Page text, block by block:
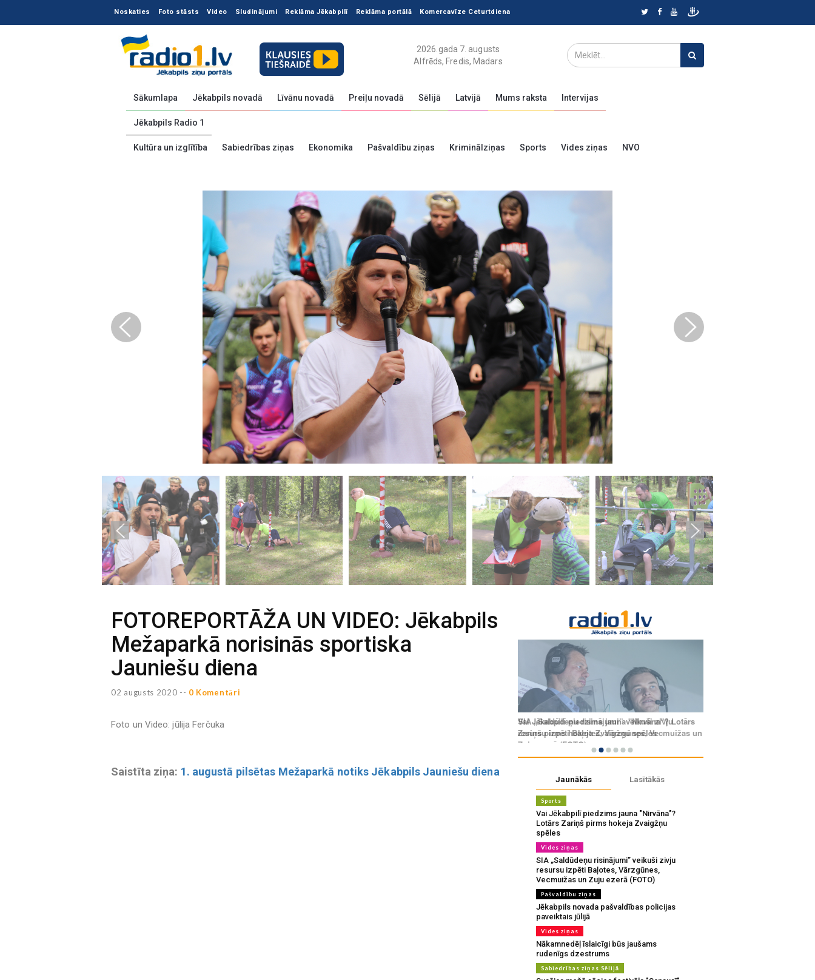
Noskaties Foto stāsts Video Sludinājumi Reklāma Jēkabpilī Reklāma portālā Komercavīze Ceturtdiena
2026.gada 7. augusts
Alfrēds, Fredis, Madars
Sākumlapa Jēkabpils novadā Līvānu novadā Preiļu novadā Sēlijā Latvijā Mums raksta Intervijas
Jēkabpils Radio 1
Kultūra un izglītība Sabiedrības ziņas Ekonomika Pašvaldību ziņas Kriminālziņas Sports Vides ziņas NVO
FOTOREPORTĀŽA UN VIDEO: Jēkabpils
Mežaparkā norisinās sportiska
Jauniešu diena
02 augusts 2020 -- 0 Komentāri
Foto un Video: jūlija Ferčuka
Saistīta ziņa: 1. augustā pilsētas Mežaparkā notiks Jēkabpils Jauniešu diena
Jaunākās Lasītākās
Sports
Vai Jēkabpilī piedzims jauna "Nirvāna"?
Lotārs Zariņš pirms hokeja Zvaigžņu
spēles
Vides ziņas
SIA „Saldūdeņu risinājumi” veikuši zivju
resursu izpēti Baļotes, Vārzgūnes,
Vecmuižas un Zuju ezerā (FOTO)
Pašvaldību ziņas
Jēkabpils novada pašvaldības policijas
paveiktais jūlijā
Vides ziņas
Nākamnedēļ īslaicīgi būs jaušams
rudenīgs dzestrums
Sabiedrības ziņas Sēlijā